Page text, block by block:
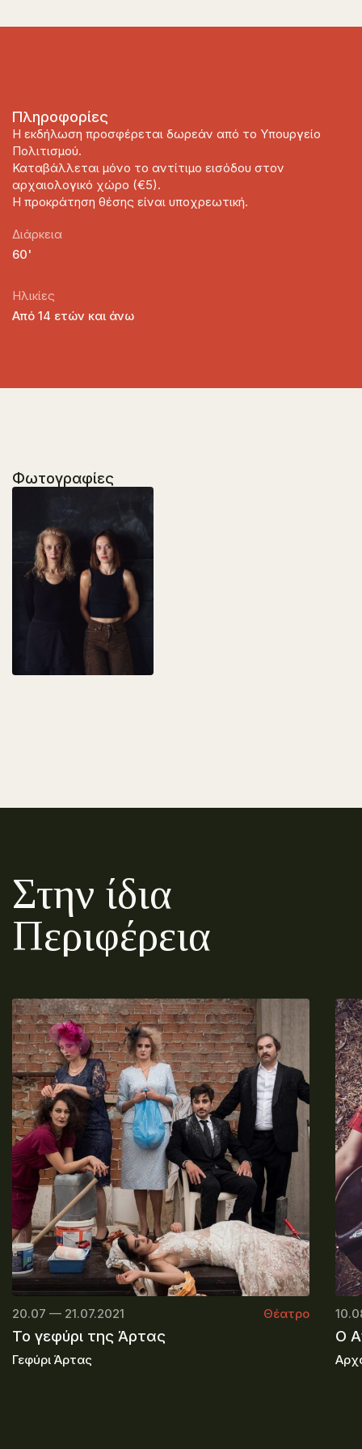
Πληροφορίες
Η εκδήλωση προσφέρεται δωρεάν από το Υπουργείο
Πολιτισμού.
Καταβάλλεται μόνο το αντίτιμο εισόδου στον
αρχαιολογικό χώρο (€5).
Η προκράτηση θέσης είναι υποχρεωτική.
Διάρκεια
60'
Ηλικίες
Από 14 ετών και άνω
Φωτογραφίες
Στην ίδια
Περιφέρεια
20.07 — 21.07.2021 Θέατρο
Το γεφύρι της Άρτας
Γεφύρι Άρτας
O